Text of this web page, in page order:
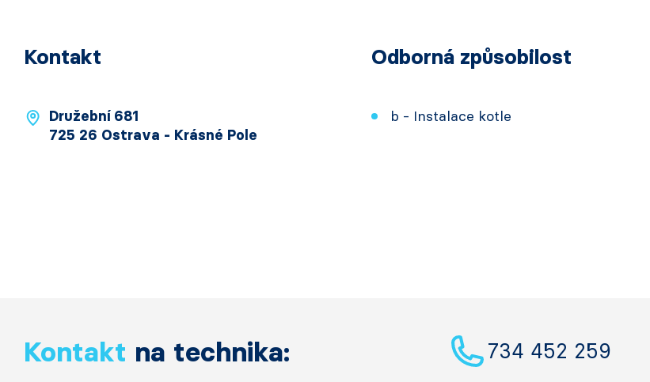
Kontakt
Družební 681
725 26 Ostrava - Krásné Pole
Odborná způsobilost
b - Instalace kotle
Kontakt na technika: 734 452 259